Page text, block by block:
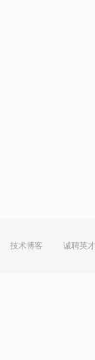
技术博客 诚聘英才